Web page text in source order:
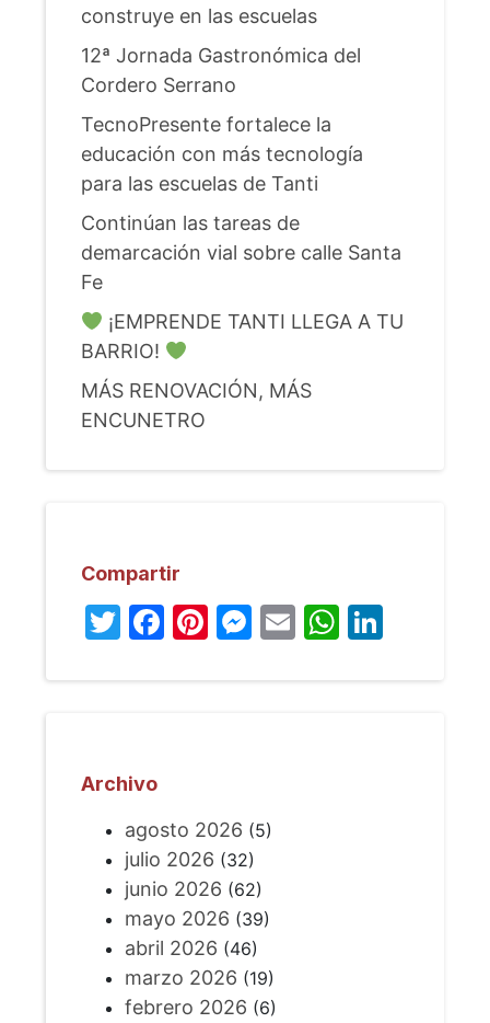
construye en las escuelas
12ª Jornada Gastronómica del
Cordero Serrano
TecnoPresente fortalece la
educación con más tecnología
para las escuelas de Tanti
Continúan las tareas de
demarcación vial sobre calle Santa
Fe
¡EMPRENDE TANTI LLEGA A TU
BARRIO!
MÁS RENOVACIÓN, MÁS
ENCUNETRO
Compartir
Twitter
Facebook
Pinterest
Messenger
Email
Archivo
agosto 2026 (5)
julio 2026 (32)
junio 2026 (62)
mayo 2026 (39)
abril 2026 (46)
marzo 2026 (19)
febrero 2026 (6)